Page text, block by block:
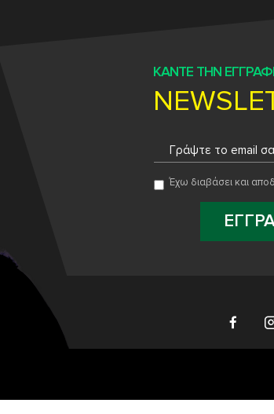
ΚΑΝΤΕ ΤΗΝ
Έχω διαβάσει και